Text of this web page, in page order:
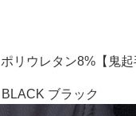
リウレタン8%【鬼
ブラック